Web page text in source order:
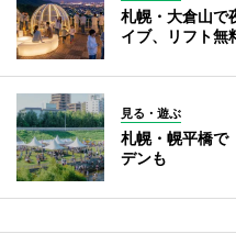
札幌・大倉山
イブ、リフト無
見る・遊ぶ
札幌・幌平橋
デンも